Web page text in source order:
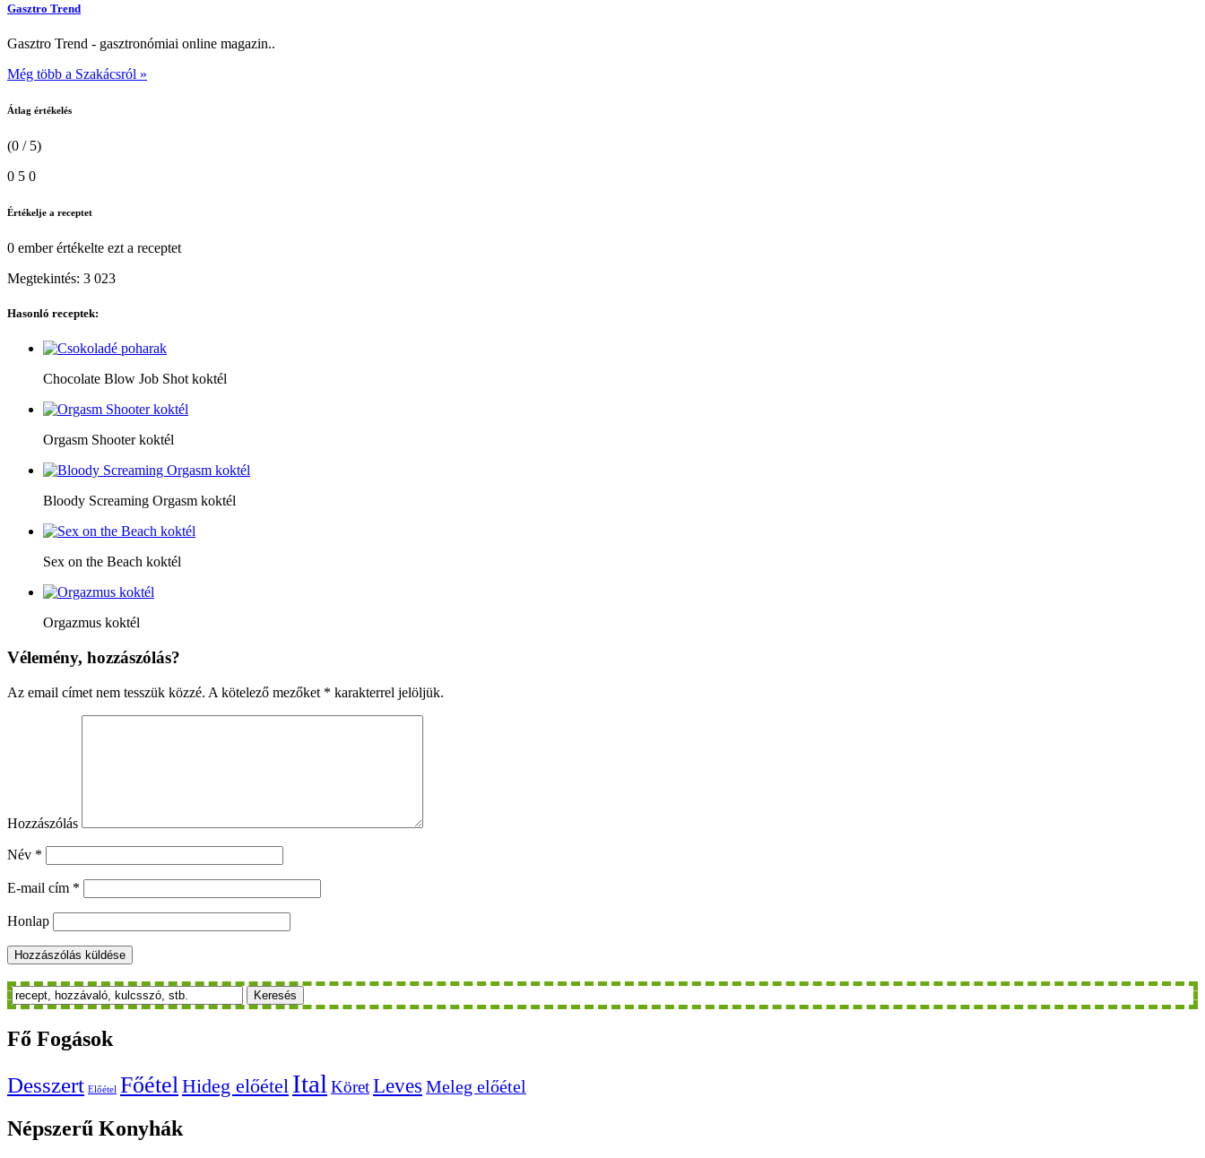
Gasztro Trend
Gasztro Trend - gasztronómiai online magazin..
Még több a Szakácsról »
Átlag értékelés
(0 / 5)
0 5 0
Értékelje a receptet
0 emberértékelte ezt a receptet
Megtekintés: 3 023
Hasonló receptek:
Chocolate Blow Job Shot koktél
Orgasm Shooter koktél
Bloody Screaming Orgasm koktél
Sex on the Beach koktél
Orgazmus koktél
Vélemény, hozzászólás?
Az email címet nem tesszük közzé. A kötelező mezőket * karakterrel jelöljük.
Hozzászólás
Név *
E-mail cím *
Honlap
Keresés
Fő Fogások
Desszert Előétel FőételHideg előétel Ital KöretLeves Meleg előétel
Népszerű Konyhák